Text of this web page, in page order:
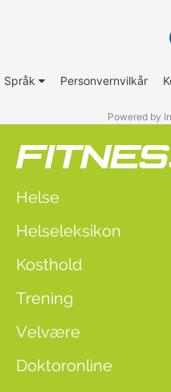
Språk Personvernvilkår
Powered by
Helse
Helseleksikon
Kosthold
Trening
Velvære
Doktoronline